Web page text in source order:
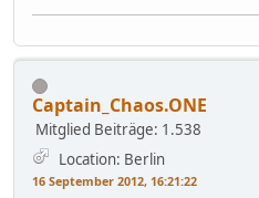
Captain_Chaos.ONE
Mitglied Beiträge: 1.538
Location: Berlin
16 September 2012, 16:21:22